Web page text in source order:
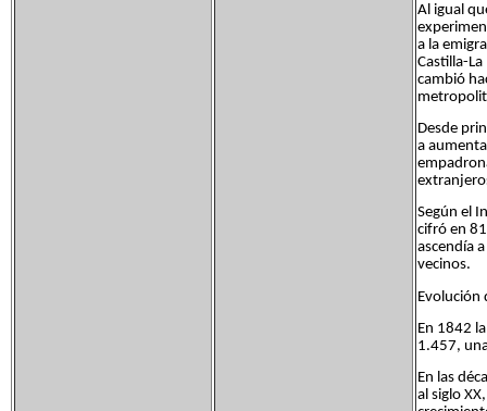
Al igual
a la
Castilla-
cambió
Desde
a
Según el
cifró en
ascendía
vecinos.
Evolución
En 1842
1.457,
En las
al siglo